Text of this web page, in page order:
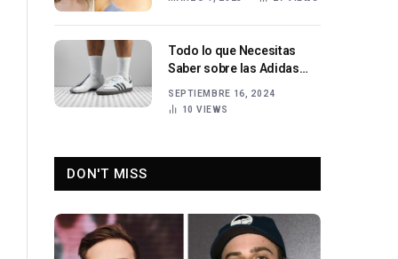
Todo lo que Necesitas
Saber sobre las Adidas
Tendencias
SEPTIEMBRE 16, 2024
10 VIEWS
DON'T MISS